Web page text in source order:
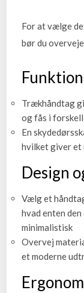
For at vælge
bør du
Trækhåndtag
og fås i
En
hvilket giver et
Design
Vælg et
hvad enten
minimalistisk
Overvej
et moderne